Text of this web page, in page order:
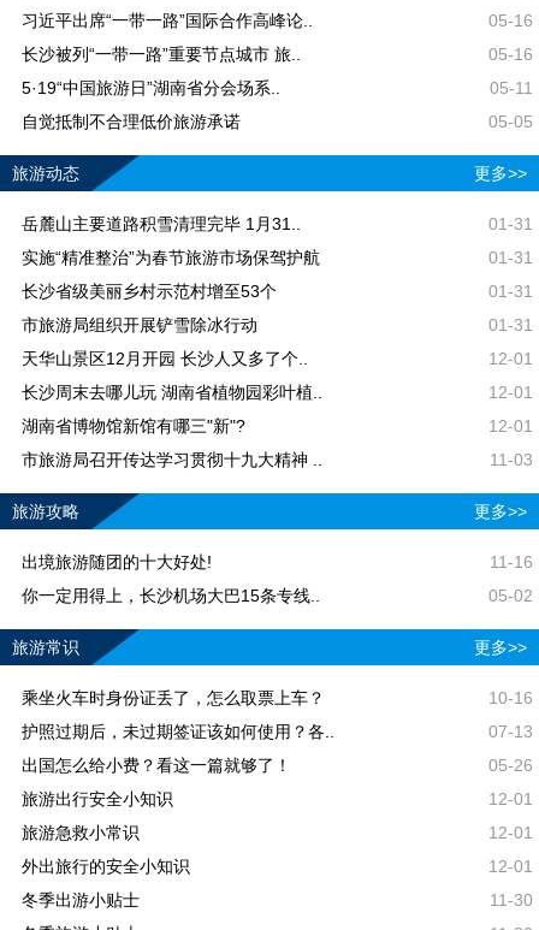
习近平出席“一带一路”国际合作高峰论..
05-16
长沙被列“一带一路”重要节点城市 旅..
05-16
5·19“中国旅游日”湖南省分会场系..
05-11
自觉抵制不合理低价旅游承诺
05-05
旅游动态 更多>>
岳麓山主要道路积雪清理完毕 1月31..
01-31
实施“精准整治”为春节旅游市场保驾护航
01-31
长沙省级美丽乡村示范村增至53个
01-31
市旅游局组织开展铲雪除冰行动
01-31
天华山景区12月开园 长沙人又多了个..
12-01
长沙周末去哪儿玩 湖南省植物园彩叶植..
12-01
湖南省博物馆新馆有哪三"新"?
12-01
市旅游局召开传达学习贯彻十九大精神 ..
11-03
旅游攻略 更多>>
出境旅游随团的十大好处!
11-16
你一定用得上，长沙机场大巴15条专线..
05-02
旅游常识 更多>>
乘坐火车时身份证丢了，怎么取票上车？
10-16
护照过期后，未过期签证该如何使用？各..
07-13
出国怎么给小费？看这一篇就够了！
05-26
旅游出行安全小知识
12-01
旅游急救小常识
12-01
外出旅行的安全小知识
12-01
冬季出游小贴士
11-30